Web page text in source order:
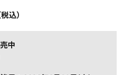
込）
中